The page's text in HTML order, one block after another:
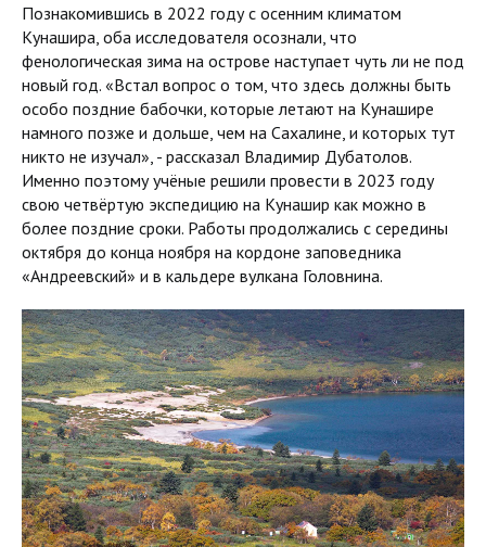
Познакомившись в 2022 году с осенним климатом
Кунашира, оба исследователя осознали, что
фенологическая зима на острове наступает чуть ли не под
новый год. «Встал вопрос о том, что здесь должны быть
особо поздние бабочки, которые летают на Кунашире
намного позже и дольше, чем на Сахалине, и которых тут
никто не изучал», - рассказал Владимир Дубатолов.
Именно поэтому учёные решили провести в 2023 году
свою четвёртую экспедицию на Кунашир как можно в
более поздние сроки. Работы продолжались с середины
октября до конца ноября на кордоне заповедника
«Андреевский» и в кальдере вулкана Головнина.